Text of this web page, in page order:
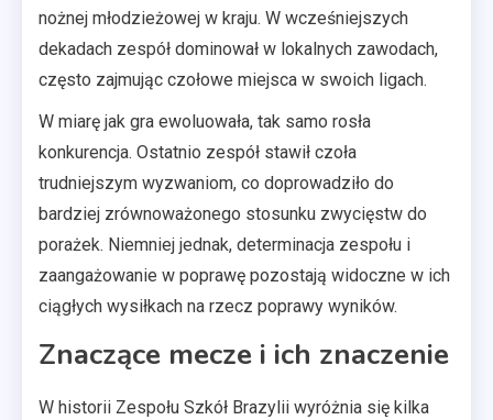
nożnej młodzieżowej w kraju. W wcześniejszych
dekadach zespół dominował w lokalnych zawodach,
często zajmując czołowe miejsca w swoich ligach.
W miarę jak gra ewoluowała, tak samo rosła
konkurencja. Ostatnio zespół stawił czoła
trudniejszym wyzwaniom, co doprowadziło do
bardziej zrównoważonego stosunku zwycięstw do
porażek. Niemniej jednak, determinacja zespołu i
zaangażowanie w poprawę pozostają widoczne w ich
ciągłych wysiłkach na rzecz poprawy wyników.
Znaczące mecze i ich znaczenie
W historii Zespołu Szkół Brazylii wyróżnia się kilka